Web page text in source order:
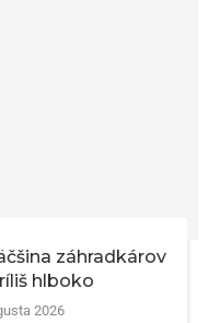
záhradkárov
hlboko
2026